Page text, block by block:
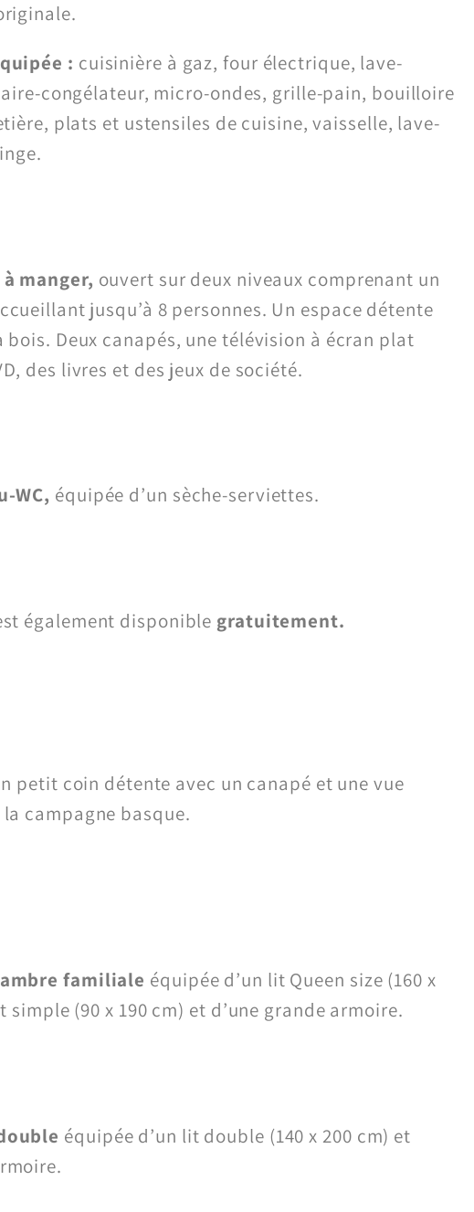
: cuisinière à gaz, four électrique, lave-
congélateur, micro-ondes, grille-pain, bouilloire
plats et ustensiles de cuisine, vaisselle, lave-
manger, ouvert sur deux niveaux comprenant un
jusqu’à 8 personnes. Un espace détente
bois. Deux canapés, une télévision à écran plat
des livres et des jeux de société.
WC, équipée d’un sèche-serviettes.
également disponible gratuitement.
petit coin détente avec un canapé et une vue
campagne basque.
familiale équipée d’un lit Queen size (160 x
simple (90 x 190 cm) et d’une grande armoire.
équipée d’un lit double (140 x 200 cm) et